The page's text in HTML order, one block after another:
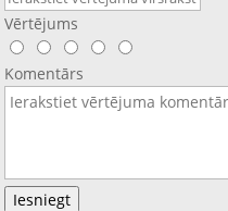
Vērtējums
Komentārs
Iesniegt